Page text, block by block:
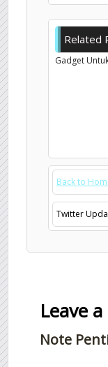
Related
Gadget
Back to
Twitter
Leave
Note